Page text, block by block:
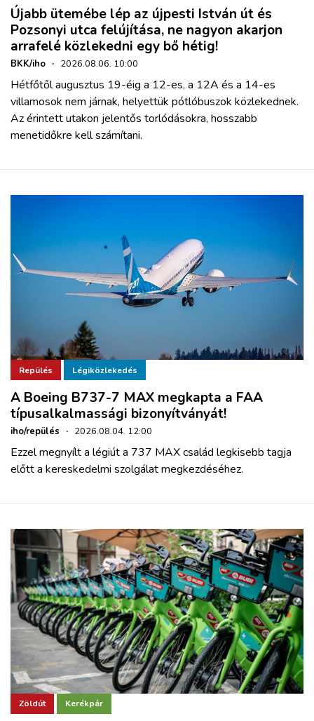
Újabb ütemébe lép az újpesti István út és
Pozsonyi utca felújítása, ne nagyon akarjon
arrafelé közlekedni egy bő hétig!
BKK/iho · 2026.08.06. 10:00
Hétfőtől augusztus 19-éig a 12-es, a 12A és a 14-es
villamosok nem járnak, helyettük pótlóbuszok közlekednek.
Az érintett utakon jelentős torlódásokra, hosszabb
menetidőkre kell számítani.
Repülés Légiközlekedés
A Boeing B737-7 MAX megkapta a FAA
típusalkalmassági bizonyítványát!
iho/repülés · 2026.08.04. 12:00
Ezzel megnyílt a légiút a 737 MAX család legkisebb tagja
előtt a kereskedelmi szolgálat megkezdéséhez.
Zöldút Kerékpár